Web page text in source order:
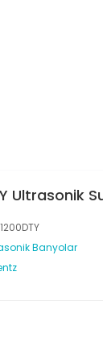
Ultrasonik
Banyolar